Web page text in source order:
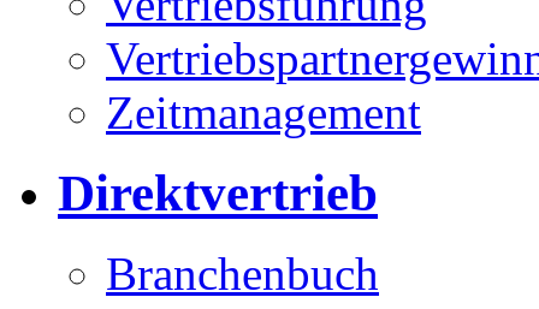
Zeitmanagement
Direktvertrieb
Branchenbuch